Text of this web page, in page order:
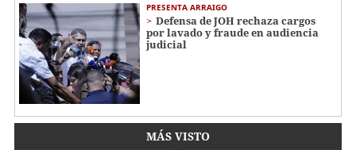
PRESENTA ARRAIGO
Defensa de JOH rechaza cargos
por lavado y fraude en audiencia
judicial
MÁS VISTO